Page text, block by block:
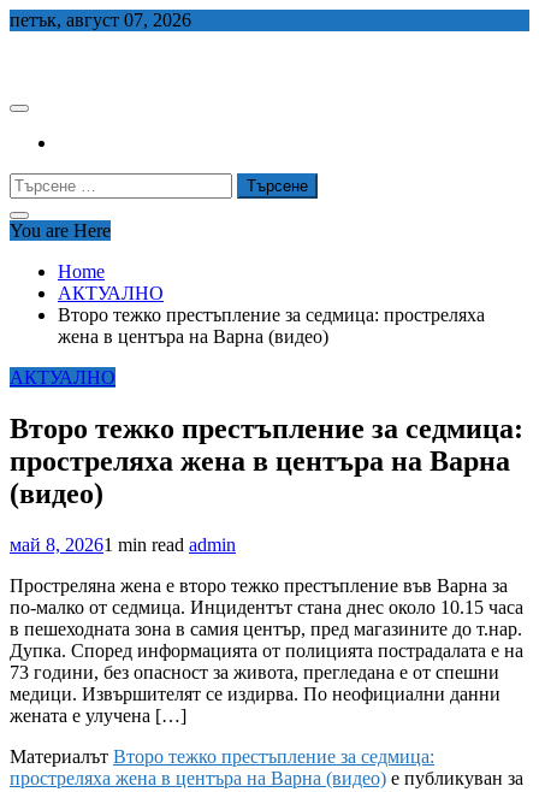
Skip
петък, август 07, 2026
Търсене
за:
You are Here
Home
АКТУАЛНО
Второ тежко престъпление за седмица: простреляха
жена в центъра на Варна (видео)
АКТУАЛНО
Второ тежко престъпление за седмица:
простреляха жена в центъра на Варна
(видео)
май 8, 20261 min read admin
Простреляна жена е второ тежко престъпление във Варна за
по-малко от седмица. Инцидентът стана днес около 10.15 часа
в пешеходната зона в самия център, пред магазините до т.нар.
Дупка. Според информацията от полицията пострадалата е на
73 години, без опасност за живота, прегледана е от спешни
медици. Извършителят се издирва. По неофициални данни
жената е улучена […]
Материалът Второ тежко престъпление за седмица:
простреляха жена в центъра на Варна (видео) е публикуван за